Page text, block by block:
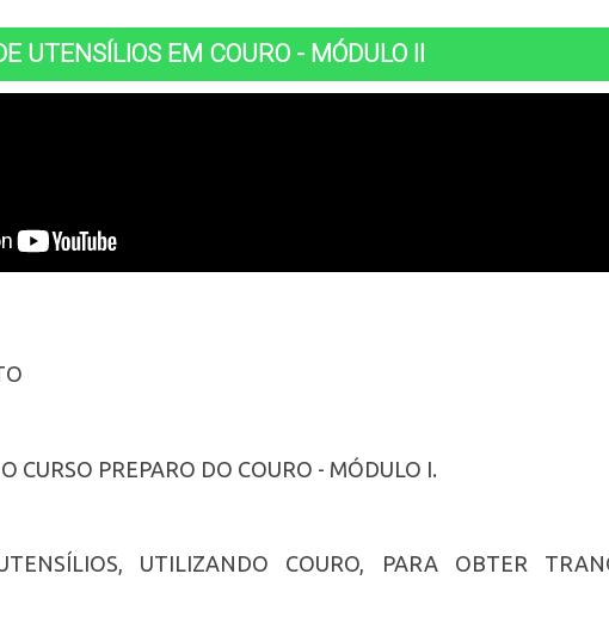
UTENSÍLIOS EM COURO - MÓDULO II
CURSO PREPARO DO COURO - MÓDULO I.
UTILIZANDO COURO, PARA OBTER